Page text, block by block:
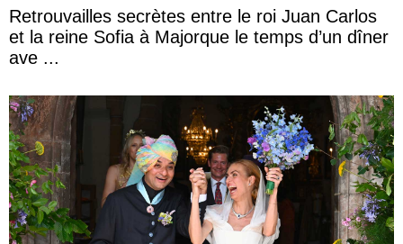
Retrouvailles secrètes entre le roi Juan Carlos
et la reine Sofia à Majorque le temps d’un dîner
ave ...